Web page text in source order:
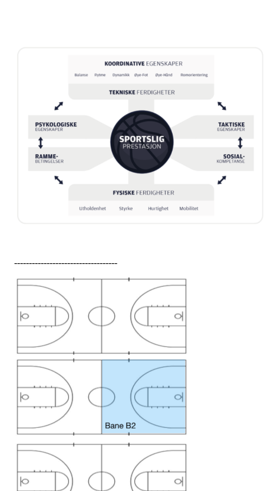
-----------------------------------